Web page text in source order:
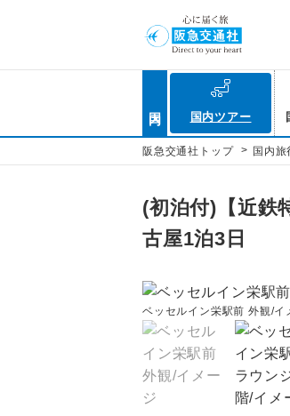
国内ツアー
阪急交通社トップ > 国内旅
(初泊付)【近鉄
古屋1泊3日
ベッセルイン栄駅前 外観/イ